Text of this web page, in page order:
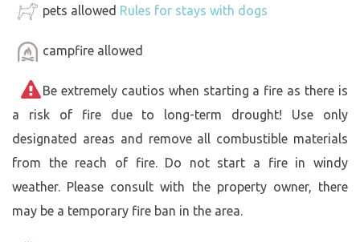
pets allowed Rules for stays with dogs
campfire allowed
Be extremely cautios when starting a fire as there is
a risk of fire due to long-term drought! Use only
designated areas and remove all combustible materials
from the reach of fire. Do not start a fire in windy
weather. Please consult with the property owner, there
may be a temporary fire ban in the area.